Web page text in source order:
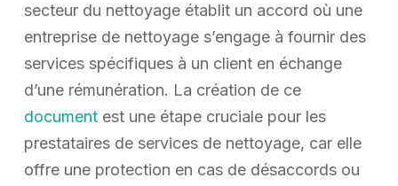
secteur du nettoyage établit un accord où une
entreprise de nettoyage s’engage à fournir des
services spécifiques à un client en échange
d’une rémunération. La création de ce
documentest une étape cruciale pour les
prestataires de services de nettoyage, car elle
offre une protection en cas de désaccords ou